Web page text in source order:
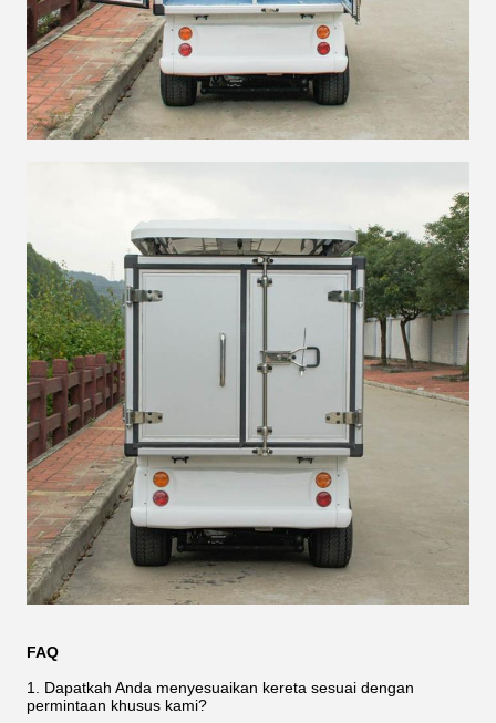
FAQ
1. Dapatkah Anda menyesuaikan kereta sesuai dengan
permintaan khusus kami?